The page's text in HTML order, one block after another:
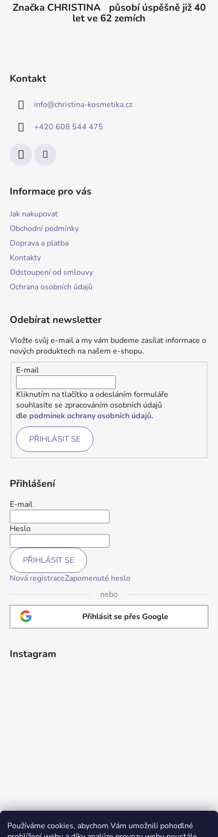
Používáme cookies, abychom Vám umožnili pohodlné
Značka CHRISTINA působí úspěšně již 40
let ve 62 zemích
Kontakt
info@christina-kosmetika.cz
+420 608 544 475
Informace pro vás
Jak nakupovat
Obchodní podmínky
Doprava a platba
Kontakty
Odstoupení od smlouvy
Ochrana osobních údajů
Odebírat newsletter
Vložte svůj e-mail a my vám budeme zasílat informace o
nových produktech na našem e-shopu.
E-mail
Kliknutím na tlačítko a odesláním formuláře
souhlasíte se zpracováním osobních údajů
dle podmínek ochrany osobních údajů.
PŘIHLÁSIT SE
Přihlášení
E-mail
Heslo
PŘIHLÁSIT SE
Nová registraceZapomenuté heslo
nebo
Přihlásit se přes Google
Instagram
Sledovat na Instagramu